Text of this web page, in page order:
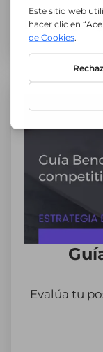
Descargar
Evalúa tu